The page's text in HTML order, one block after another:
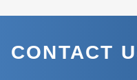
CONTACT